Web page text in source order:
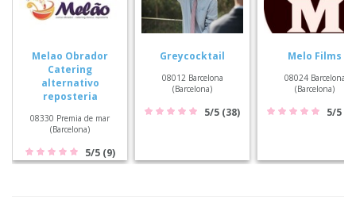
Melao Obrador
Catering
alternativo
reposteria
08330 Premia de mar
(Barcelona)
5/5 (9)
Greycocktail
08012 Barcelona
(Barcelona)
5/5 (38)
Melo Films
08024 Barcelona
(Barcelona)
5/5